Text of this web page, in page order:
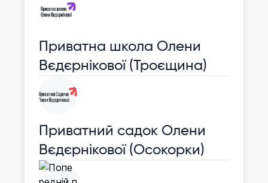
Приватна школа Олени
Вєдєрнікової (Троєщина)
Приватний садок Олени
Вєдєрнікової (Осокорки)